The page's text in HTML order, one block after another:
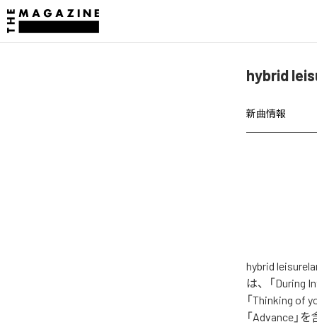
hybrid
新曲情報
hybrid
は、「During
「Thinking of
「Advance」